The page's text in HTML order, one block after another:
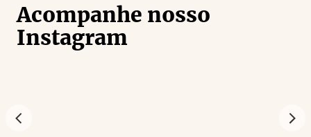
Acompanhe nosso
Instagram